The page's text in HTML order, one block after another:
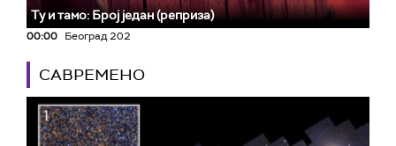
Ту и тамо: Број један (реприза)
00:00 Београд 202
САВРЕМЕНО